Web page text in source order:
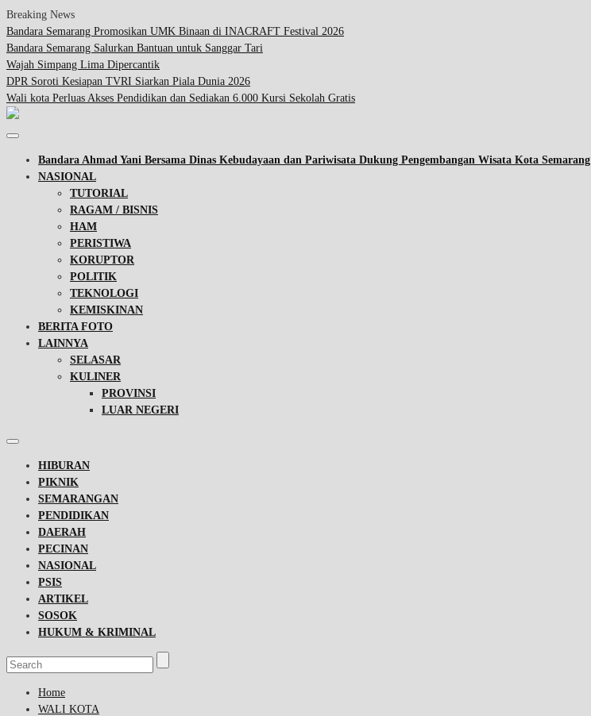
Breaking News
Bandara Semarang Promosikan UMK Binaan di INACRAFT Festival 2026
Bandara Semarang Salurkan Bantuan untuk Sanggar Tari
Wajah Simpang Lima Dipercantik
DPR Soroti Kesiapan TVRI Siarkan Piala Dunia 2026
Wali kota Perluas Akses Pendidikan dan Sediakan 6.000 Kursi Sekolah Gratis
Bandara Ahmad Yani Bersama Dinas Kebudayaan dan Pariwisata Dukung Pengembangan Wisata Kota Semarang
NASIONAL
TUTORIAL
RAGAM / BISNIS
HAM
PERISTIWA
KORUPTOR
POLITIK
TEKNOLOGI
KEMISKINAN
BERITA FOTO
LAINNYA
SELASAR
KULINER
PROVINSI
LUAR NEGERI
HIBURAN
PIKNIK
SEMARANGAN
PENDIDIKAN
DAERAH
PECINAN
NASIONAL
PSIS
ARTIKEL
SOSOK
HUKUM & KRIMINAL
Home
WALI KOTA